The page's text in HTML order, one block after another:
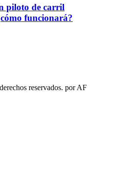
piloto de carril
funcionará?
reservados. por AF